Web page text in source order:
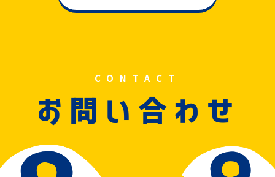
CONTACT
お 問 い 合 わせ